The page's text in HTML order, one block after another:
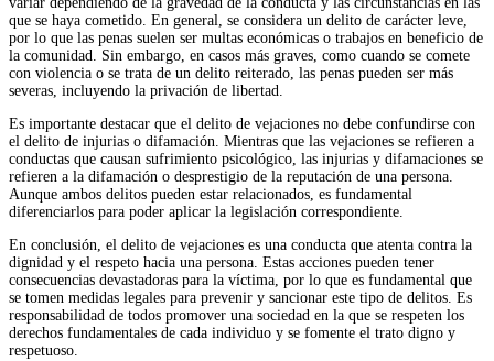
que se haya cometido. En general, se considera un delito de carácter leve,
por lo que las penas suelen ser multas económicas o trabajos en beneficio de
la comunidad. Sin embargo, en casos más graves, como cuando se comete
con violencia o se trata de un delito reiterado, las penas pueden ser más
severas, incluyendo la privación de libertad.
Es importante destacar que el delito de vejaciones no debe confundirse con
el delito de injurias o difamación. Mientras que las vejaciones se refieren a
conductas que causan sufrimiento psicológico, las injurias y difamaciones se
refieren a la difamación o desprestigio de la reputación de una persona.
Aunque ambos delitos pueden estar relacionados, es fundamental
diferenciarlos para poder aplicar la legislación correspondiente.
En conclusión, el delito de vejaciones es una conducta que atenta contra la
dignidad y el respeto hacia una persona. Estas acciones pueden tener
consecuencias devastadoras para la víctima, por lo que es fundamental que
se tomen medidas legales para prevenir y sancionar este tipo de delitos. Es
responsabilidad de todos promover una sociedad en la que se respeten los
derechos fundamentales de cada individuo y se fomente el trato digno y
respetuoso.